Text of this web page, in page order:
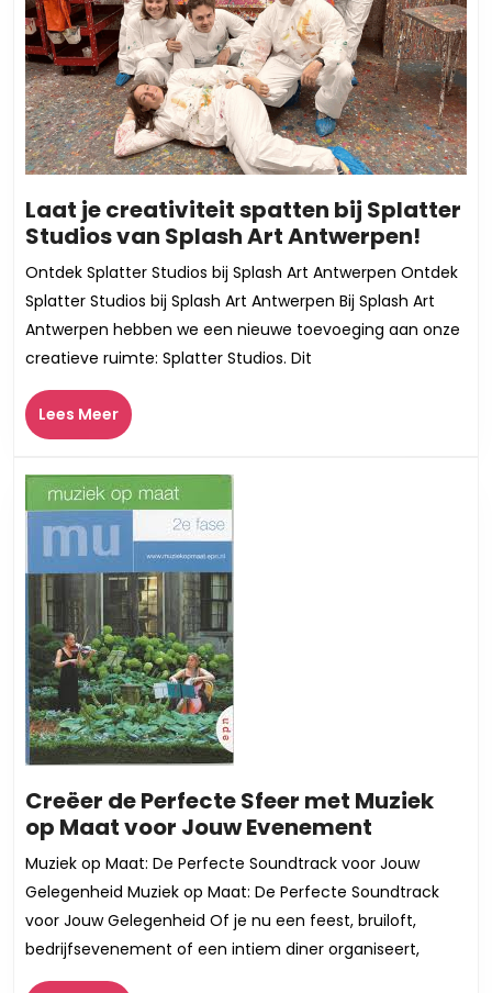
Laat je creativiteit spatten bij Splatter
Studios van Splash Art Antwerpen!
je
bij
Ontdek Splatter Studios bij Splash Art Antwerpen Ontdek
Splatter Studios bij Splash Art Antwerpen Bij Splash Art
Antwerpen hebben we een nieuwe toevoeging aan onze
creatieve ruimte: Splatter Studios. Dit
Lees MeerLees
Meer
Creëer de Perfecte Sfeer met Muziek
op Maat voor Jouw Evenement
de
Perfecte
Sfeer
met
Muziek
Muziek op Maat: De Perfecte Soundtrack voor Jouw
Gelegenheid Muziek op Maat: De Perfecte Soundtrack
voor Jouw Gelegenheid Of je nu een feest, bruiloft,
bedrijfsevenement of een intiem diner organiseert,